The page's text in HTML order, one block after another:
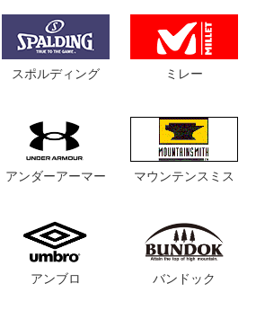
スポルディング
アンダーアーマー
アンブロ
ミレー
マウンテンスミス
バンドック